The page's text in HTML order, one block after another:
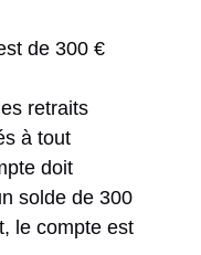
de 300 €
retraits
à tout
doit
solde de 300
le compte est